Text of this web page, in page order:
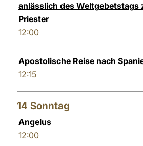
anlässlich des Weltgebetstags
Priester
12:00
Apostolische Reise nach
12:15
14 Sonntag
Angelus
12:00